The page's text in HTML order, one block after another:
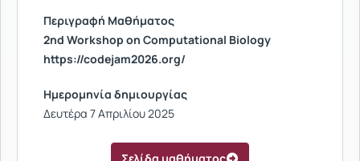
Περιγραφή Μαθήματος
2nd Workshop on Computational Biology
https://codejam2026.org/
Ημερομηνία δημιουργίας
Δευτέρα 7 Απριλίου 2025